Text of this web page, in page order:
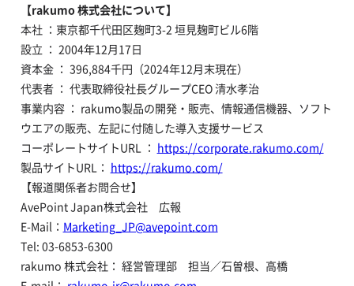
【rakumo 株式会社について】
本社 ：東京都千代田区麹町3-2 垣見麹町ビル6階
設立 ： 2004年12月17日
資本金 ： 396,884千円（2024年12月末現在）
代表者 ： 代表取締役社長グループCEO 清水孝治
事業内容 ： rakumo製品の開発・販売、情報通信機器、ソフト
ウエアの販売、左記に付随した導入支援サービス
コーポレートサイトURL ： https://corporate.rakumo.com/
製品サイトURL： https://rakumo.com/
【報道関係者お問合せ】
AvePoint Japan株式会社 広報
E-Mail： Marketing_JP@avepoint.com
Tel: 03-6853-6300
rakumo 株式会社： 経営管理部 担当／石曽根、高橋